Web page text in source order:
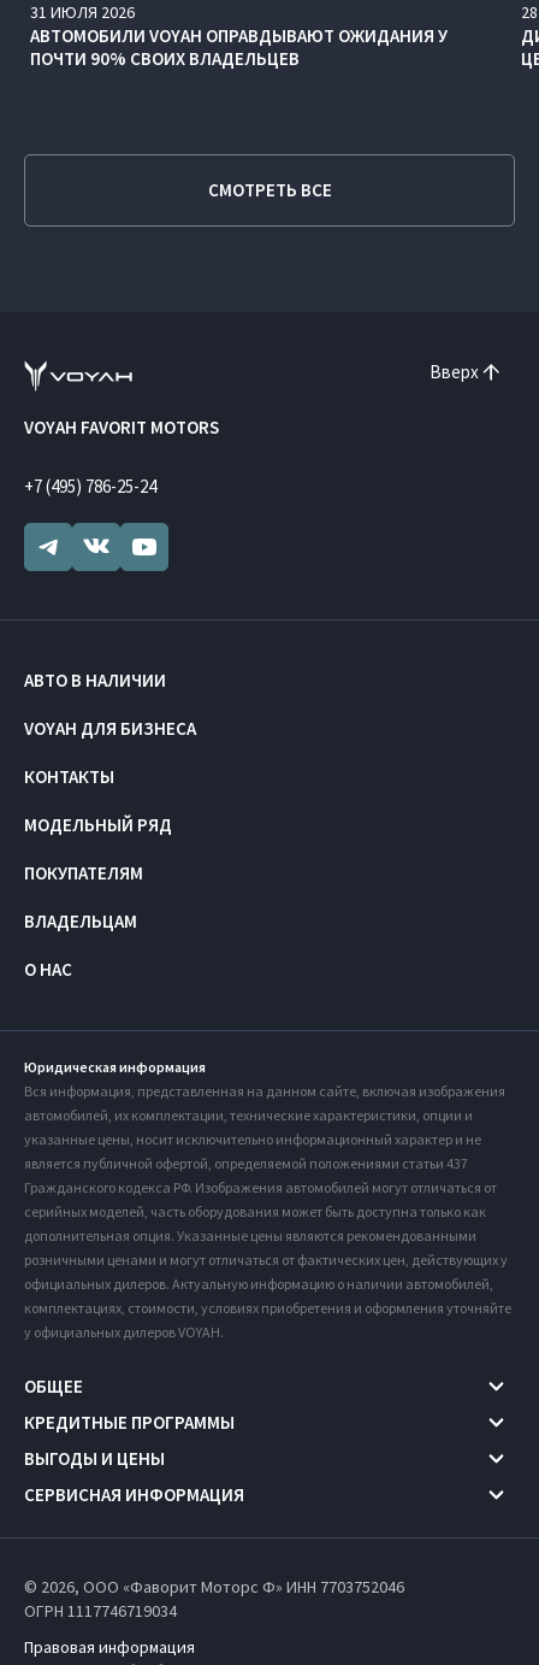
31 ИЮЛЯ 2026
АВТОМОБИЛИ VOYAH ОПРАВДЫВАЮТ ОЖИДАНИЯ У
ПОЧТИ 90% СВОИХ ВЛАДЕЛЬЦЕВ
28
СМОТРЕТЬ ВСЕ
Вверх
VOYAH FAVORIT MOTORS
+7 (495) 786-25-24
АВТО В НАЛИЧИИ
VOYAH ДЛЯ БИЗНЕСА
КОНТАКТЫ
МОДЕЛЬНЫЙ РЯД
ПОКУПАТЕЛЯМ
ВЛАДЕЛЬЦАМ
О НАС
Юридическая информация
Вся информация, представленная на данном сайте, включая изображения
автомобилей, их комплектации, технические характеристики, опции и
указанные цены, носит исключительно информационный характер и не
является публичной офертой, определяемой положениями статьи 437
Гражданского кодекса РФ. Изображения автомобилей могут отличаться от
серийных моделей, часть оборудования может быть доступна только как
дополнительная опция. Указанные цены являются рекомендованными
розничными ценами и могут отличаться от фактических цен, действующих у
официальных дилеров. Актуальную информацию о наличии автомобилей,
комплектациях, стоимости, условиях приобретения и оформления уточняйте
у официальных дилеров VOYAH.
ОБЩЕЕ
КРЕДИТНЫЕ ПРОГРАММЫ
ВЫГОДЫ И ЦЕНЫ
СЕРВИСНАЯ ИНФОРМАЦИЯ
© 2026, ООО «Фаворит Моторс Ф» ИНН 7703752046
ОГРН 1117746719034
Правовая информация